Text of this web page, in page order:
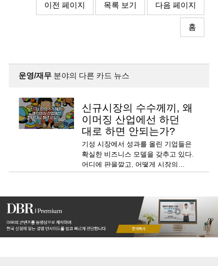
이전 페이지 목록 보기 다음 페이지
홈
운영/재무분야의 다른 카드 뉴스
신규시장의 수수께끼, 왜
이머징 산업에선 하던
대로 하면 안되는가?
기성 시장에서 성과를 올린 기업들은
확실한 비즈니스 모델을 갖추고 있다.
어디에 판을깔고, 어떻게 시장의
승자가 될 것인가?